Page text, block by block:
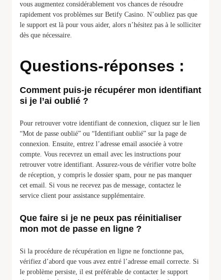
vous augmentez considérablement vos chances de résoudre
rapidement vos problèmes sur Betify Casino. N’oubliez pas que
le support est là pour vous aider, alors n’hésitez pas à le solliciter
dès que nécessaire.
Questions-réponses :
Comment puis-je récupérer mon identifiant
si je l’ai oublié ?
Pour retrouver votre identifiant de connexion, cliquez sur le lien
“Mot de passe oublié” ou “Identifiant oublié” sur la page de
connexion. Ensuite, entrez l’adresse email associée à votre
compte. Vous recevrez un email avec les instructions pour
retrouver votre identifiant. Assurez-vous de vérifier votre boîte
de réception, y compris le dossier spam, pour ne pas manquer
cet email. Si vous ne recevez pas de message, contactez le
service client pour assistance supplémentaire.
Que faire si je ne peux pas réinitialiser
mon mot de passe en ligne ?
Si la procédure de récupération en ligne ne fonctionne pas,
vérifiez d’abord que vous avez entré l’adresse email correcte. Si
le problème persiste, il est préférable de contacter le support